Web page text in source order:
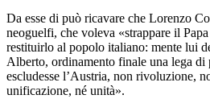
Da esse di può ricavare che Lorenzo
neoguelfi, che voleva «strappare il
restituirlo al popolo italiano: mente lui
Alberto, ordinamento finale una lega
escludesse l’Austria, non rivoluzione,
unificazione, né unità».